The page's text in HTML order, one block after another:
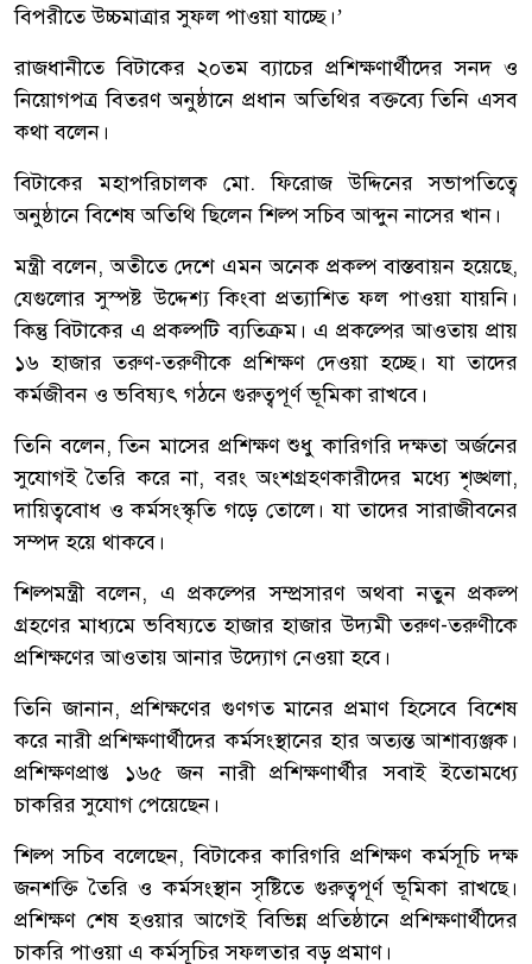
বিপরীতে উচ্চমাত্রার সুফল পাওয়া যাচ্ছে।’
রাজধানীতে বিটাকের ২০তম ব্যাচের প্রশিক্ষণার্থীদের সনদ ও
নিয়োগপত্র বিতরণ অনুষ্ঠানে প্রধান অতিথির বক্তব্যে তিনি এসব
কথা বলেন।
বিটাকের মহাপরিচালক মো. ফিরোজ উদ্দিনের সভাপতিত্বে
অনুষ্ঠানে বিশেষ অতিথি ছিলেন শিল্প সচিব আব্দুন নাসের খান।
মন্ত্রী বলেন, অতীতে দেশে এমন অনেক প্রকল্প বাস্তবায়ন হয়েছে,
যেগুলোর সুস্পষ্ট উদ্দেশ্য কিংবা প্রত্যাশিত ফল পাওয়া যায়নি।
কিন্তু বিটাকের এ প্রকল্পটি ব্যতিক্রম। এ প্রকল্পের আওতায় প্রায়
১৬ হাজার তরুণ-তরুণীকে প্রশিক্ষণ দেওয়া হচ্ছে। যা তাদের
কর্মজীবন ও ভবিষ্যৎ গঠনে গুরুত্বপূর্ণ ভূমিকা রাখবে।
তিনি বলেন, তিন মাসের প্রশিক্ষণ শুধু কারিগরি দক্ষতা অর্জনের
সুযোগই তৈরি করে না, বরং অংশগ্রহণকারীদের মধ্যে শৃঙ্খলা,
দায়িত্ববোধ ও কর্মসংস্কৃতি গড়ে তোলে। যা তাদের সারাজীবনের
সম্পদ হয়ে থাকবে।
শিল্পমন্ত্রী বলেন, এ প্রকল্পের সম্প্রসারণ অথবা নতুন প্রকল্প
গ্রহণের মাধ্যমে ভবিষ্যতে হাজার হাজার উদ্যমী তরুণ-তরুণীকে
প্রশিক্ষণের আওতায় আনার উদ্যোগ নেওয়া হবে।
তিনি জানান, প্রশিক্ষণের গুণগত মানের প্রমাণ হিসেবে বিশেষ
করে নারী প্রশিক্ষণার্থীদের কর্মসংস্থানের হার অত্যন্ত আশাব্যঞ্জক।
প্রশিক্ষণপ্রাপ্ত ১৬৫ জন নারী প্রশিক্ষণার্থীর সবাই ইতোমধ্যে
চাকরির সুযোগ পেয়েছেন।
শিল্প সচিব বলেছেন, বিটাকের কারিগরি প্রশিক্ষণ কর্মসূচি দক্ষ
জনশক্তি তৈরি ও কর্মসংস্থান সৃষ্টিতে গুরুত্বপূর্ণ ভূমিকা রাখছে।
প্রশিক্ষণ শেষ হওয়ার আগেই বিভিন্ন প্রতিষ্ঠানে প্রশিক্ষণার্থীদের
চাকরি পাওয়া এ কর্মসূচির সফলতার বড় প্রমাণ।